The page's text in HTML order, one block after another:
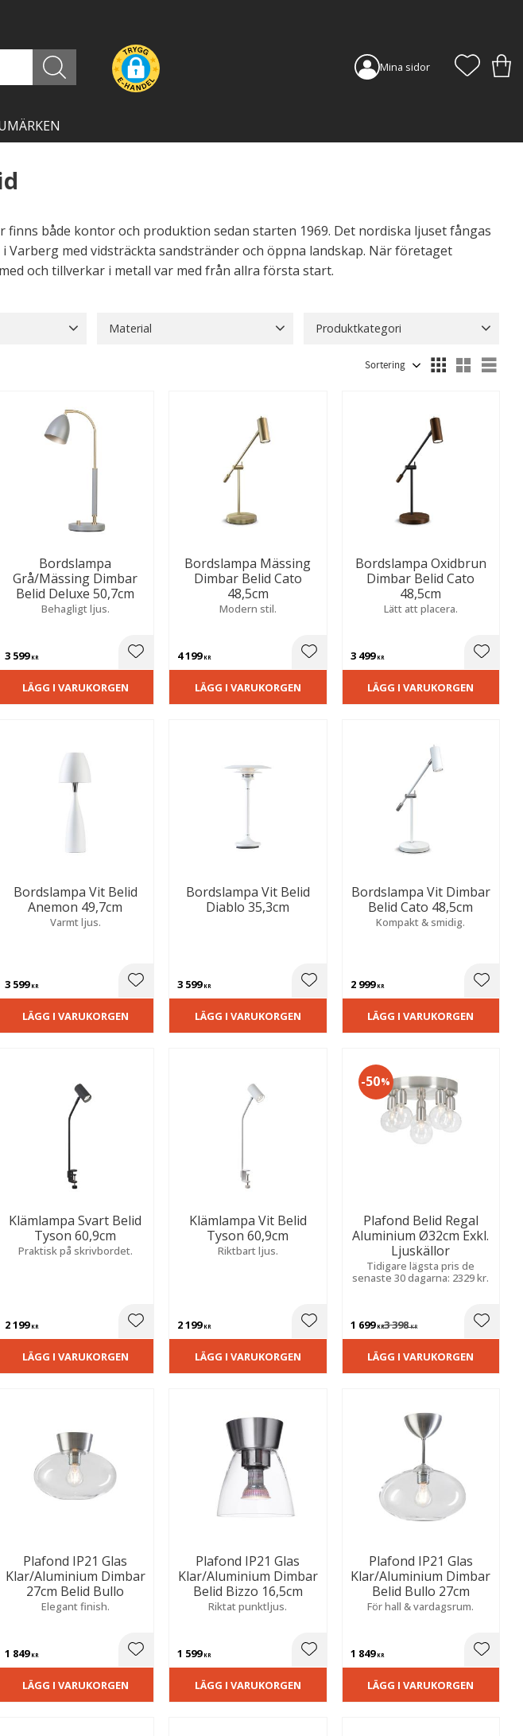
Mina sidor
både kontor och produktion sedan starten 1969. Det nordiska ljuset fångas
med vidsträckta sandstränder och öppna landskap. När företaget
och tillverkar i metall var med från allra första start.
Material Produktkategori
i favoriter
Bordslampa
Grå/Mässing Dimbar
Belid Deluxe 50,7cm
Behagligt ljus.
3 599KR Lägg till i favoriter
LÄGG I VARUKORGEN
Bordslampa Mässing
Dimbar Belid Cato
48,5cm
Modern stil.
4 199KR Lägg till i favoriter
LÄGG I VARUKORGEN
Bordslampa Oxidbrun
Dimbar Belid Cato
48,5cm
Lätt att placera.
3 499KR Lägg
LÄGG I VARUKORGEN
i favoriter
Bordslampa Vit Belid
Anemon 49,7cm
Varmt ljus.
3 599KR Lägg till i favoriter
LÄGG I VARUKORGEN
Bordslampa Vit Belid
Diablo 35,3cm
3 599KR Lägg till i favoriter
LÄGG I VARUKORGEN
Bordslampa Vit Dimbar
Belid Cato 48,5cm
Kompakt & smidig.
2 999KR Lägg
LÄGG I VARUKORGEN
i favoriter
Klämlampa Svart Belid
Tyson 60,9cm
Praktisk på skrivbordet.
2 199KR Lägg till i favoriter
LÄGG I VARUKORGEN
Klämlampa Vit Belid
Tyson 60,9cm
Riktbart ljus.
2 199KR Lägg till i favoriter
LÄGG I VARUKORGEN
Plafond Belid Regal
Aluminium Ø32cm Exkl.
Ljuskällor
Tidigare lägsta pris de
senaste 30 dagarna: 2329 kr.
1 699KR3 398KR
50%
Lägg
LÄGG I VARUKORGEN
i favoriter
Plafond IP21 Glas
Klar/Aluminium Dimbar
27cm Belid Bullo
Elegant finish.
1 849KR Lägg till i favoriter
LÄGG I VARUKORGEN
Plafond IP21 Glas
Klar/Aluminium Dimbar
Belid Bizzo 16,5cm
Riktat punktljus.
1 599KR Lägg till i favoriter
LÄGG I VARUKORGEN
Plafond IP21 Glas
Klar/Aluminium Dimbar
Belid Bullo 27cm
För hall & vardagsrum.
1 849KR Lägg
LÄGG I VARUKORGEN